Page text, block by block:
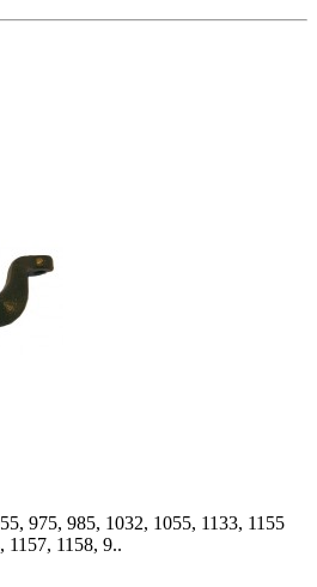
975, 985, 1032, 1055, 1133, 1155
1157, 1158, 9..